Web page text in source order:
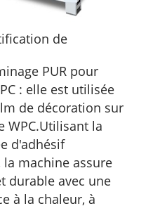
de
PUR pour
: elle est utilisée
de décoration sur
WPC.Utilisant la
d'adhésif
la machine assure
durable avec une
à la chaleur, à